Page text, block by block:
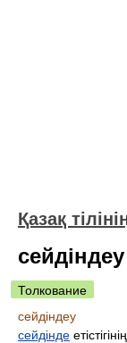
Қазақ
сейдіндеу
Толкование
сейдіндеу
сейдінде